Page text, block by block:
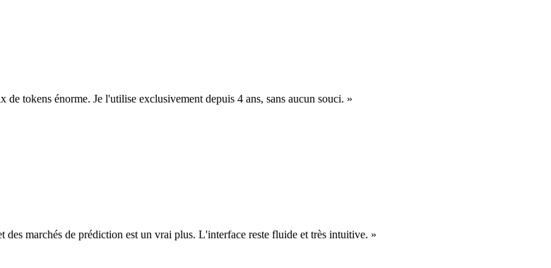
tokens énorme. Je l'utilise exclusivement depuis 4 ans, sans aucun souci. »
marchés de prédiction est un vrai plus. L'interface reste fluide et très intuitive. »